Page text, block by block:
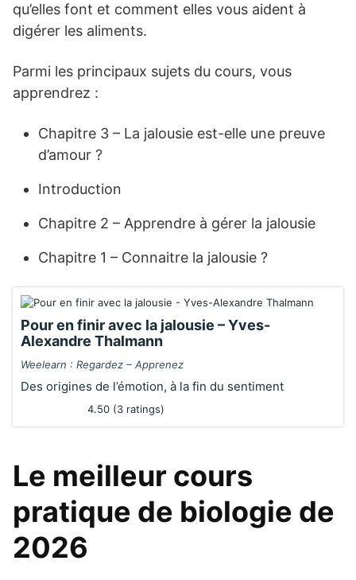
qu’elles font et comment elles vous aident à
digérer les aliments.
Parmi les principaux sujets du cours, vous
apprendrez :
Chapitre 3 – La jalousie est-elle une preuve
d’amour ?
Introduction
Chapitre 2 – Apprendre à gérer la jalousie
Chapitre 1 – Connaitre la jalousie ?
Pour en finir avec la jalousie – Yves-
Alexandre Thalmann
Weelearn : Regardez – Apprenez
Des origines de l’émotion, à la fin du sentiment
4.50 (3 ratings)
Le meilleur cours
pratique de biologie de
2026